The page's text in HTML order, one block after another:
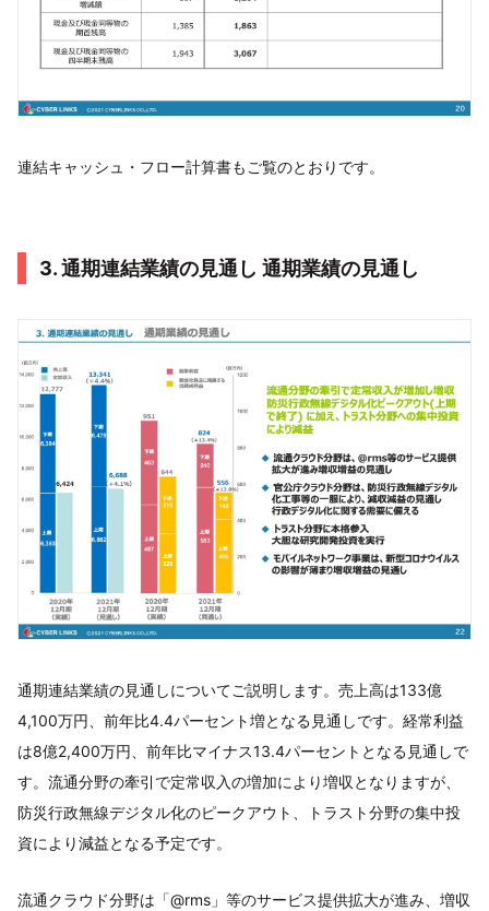
連結キャッシュ・フロー計算書もご覧のとおりです。
3. 通期連結業績の見通し 通期業績の見通し
通期連結業績の見通しについてご説明します。売上高は133億
4,100万円、前年比4.4パーセント増となる見通しです。経常利益
は8億2,400万円、前年比マイナス13.4パーセントとなる見通しで
す。流通分野の牽引で定常収入の増加により増収となりますが、
防災行政無線デジタル化のピークアウト、トラスト分野の集中投
資により減益となる予定です。
流通クラウド分野は「@rms」等のサービス提供拡大が進み、増収